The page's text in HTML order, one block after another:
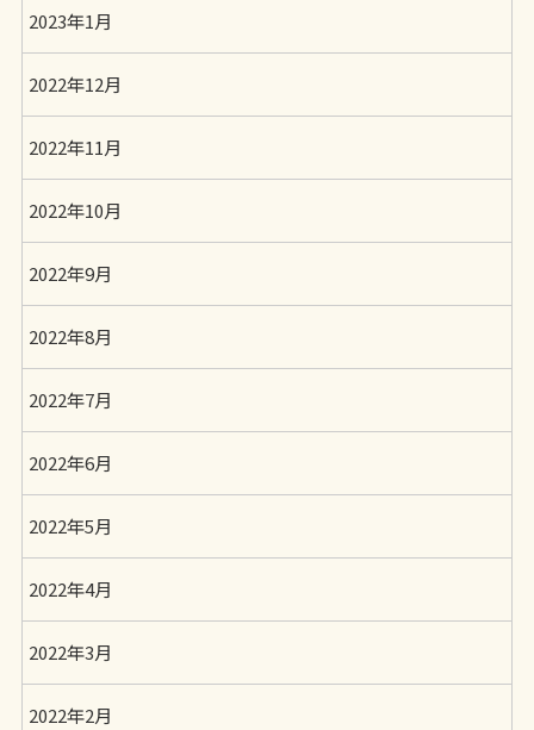
2023年1月
2022年12月
2022年11月
2022年10月
2022年9月
2022年8月
2022年7月
2022年6月
2022年5月
2022年4月
2022年3月
2022年2月